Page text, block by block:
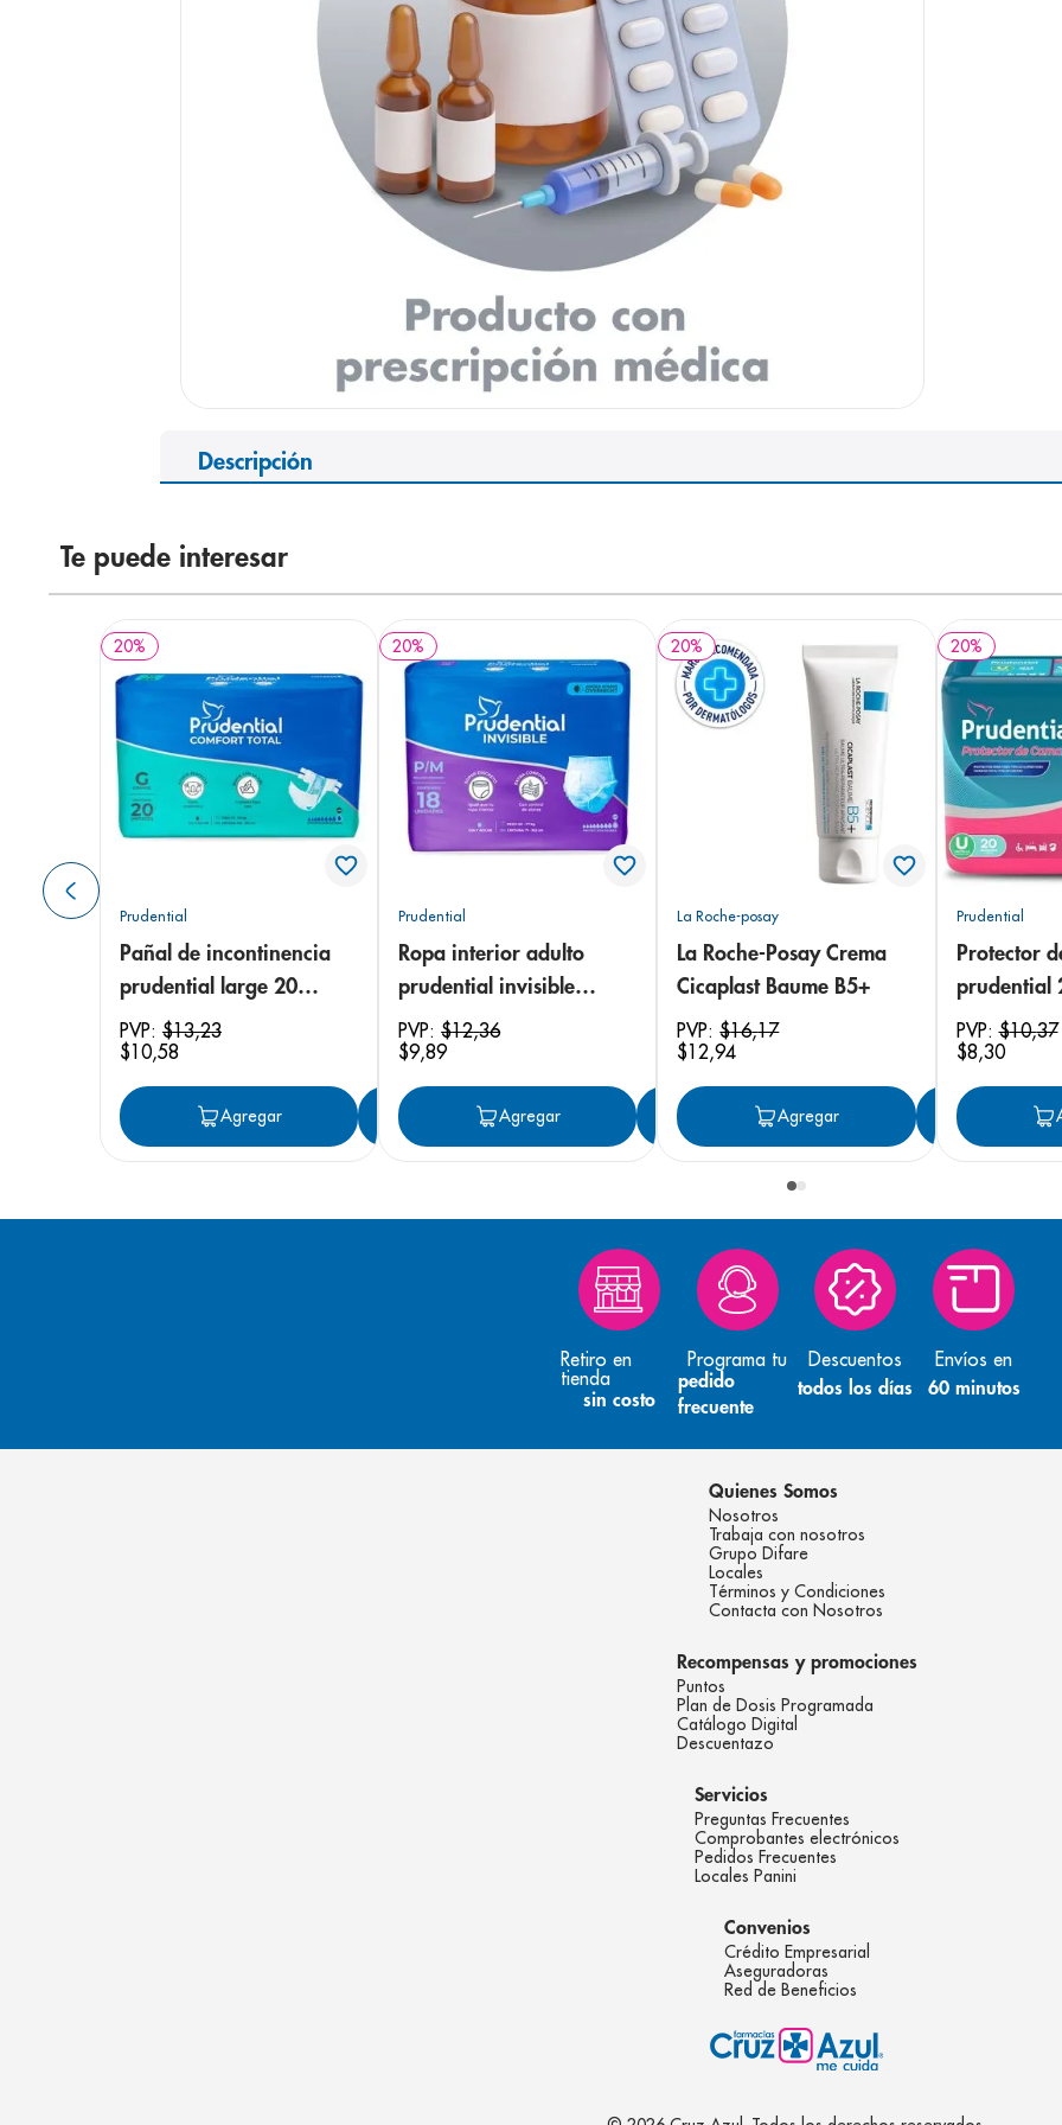
Descripción
Te puede interesar
20%
Prudential
Pañal de incontinencia
prudential large 20
unidades
PVP: $13,23
$10,58
Agregar Agregar
20%
Prudential
Ropa interior adulto
prudential invisible
small/medium 18
unidades
PVP:$12,36
$9,89
Agregar Agregar
20%
La Roche-posay
La Roche-Posay Crema
Cicaplast Baume B5+
PVP:$16,17
$12,94
Agregar
20%
Prudential
Protector
prudential
PVP:$10,37
$8,30
Retiro en
tienda
sin costo
Programa tu
pedido
frecuente
Descuentos
todos los días
Envíos en
60 minutos
Quienes Somos
Nosotros
Trabaja con nosotros
Grupo Difare
Locales
Términos y Condiciones
Contacta con Nosotros
Recompensas y promociones
Puntos
Plan de Dosis Programada
Catálogo Digital
Descuentazo
Servicios
Preguntas Frecuentes
Comprobantes electrónicos
Pedidos Frecuentes
Locales Panini
Convenios
Crédito Empresarial
Aseguradoras
Red de Beneficios
panolini
prueba embarazo